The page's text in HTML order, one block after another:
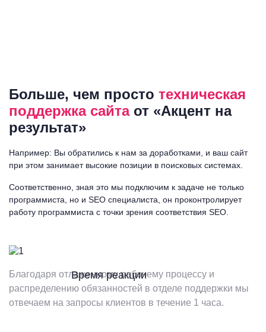
Больше, чем просто техническая
поддержка сайтаот «Акцент на
результат»
Например: Вы обратились к нам за доработками, и ваш сайт
при этом занимает высокие позиции в поисковых системах.
Соответственно, зная это мы подключим к задаче не только
программиста, но и SEO специалиста, он проконтролирует
работу программиста с точки зрения соответствия SEO.
Время реакции
Благодаря отлаженному рабочему процессу и
распределению обязанностей в отделе поддержки мы
отвечаем на запросы клиентов в течение 1 часа.